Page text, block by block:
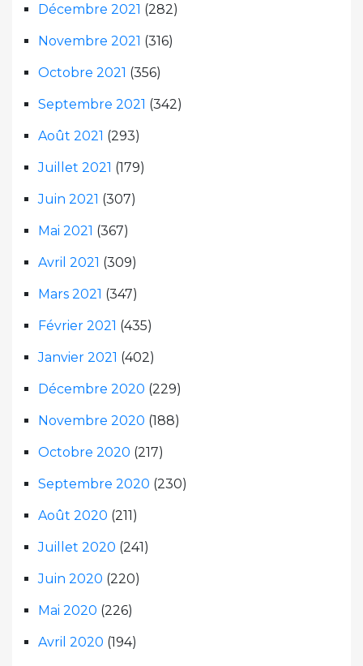
Décembre 2021 (282)
Novembre 2021 (316)
Octobre 2021 (356)
Septembre 2021 (342)
Août 2021 (293)
Juillet 2021 (179)
Juin 2021 (307)
Mai 2021 (367)
Avril 2021 (309)
Mars 2021 (347)
Février 2021 (435)
Janvier 2021 (402)
Décembre 2020 (229)
Novembre 2020 (188)
Octobre 2020 (217)
Septembre 2020 (230)
Août 2020 (211)
Juillet 2020 (241)
Juin 2020 (220)
Mai 2020 (226)
Avril 2020 (194)